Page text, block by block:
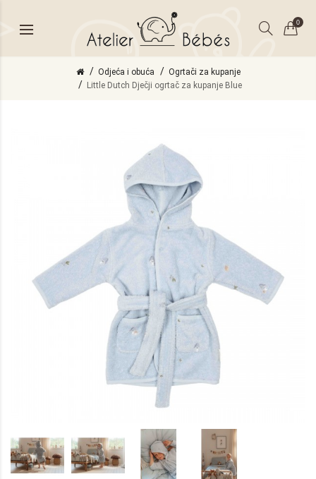
0
Odjeća i obuća
Ogrtači za kupanje
Little Dutch Dječji ogrtač za kupanje Blue